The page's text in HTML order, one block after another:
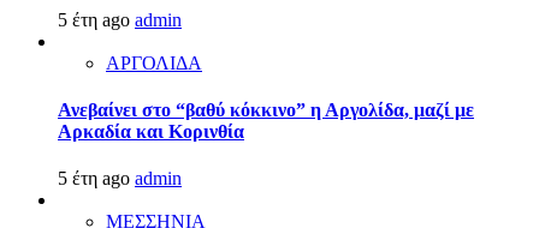
5 έτη ago admin
ΑΡΓΟΛΙΔΑ
Ανεβαίνει στο “βαθύ κόκκινο” η Αργολίδα, μαζί με
Αρκαδία και Κορινθία
5 έτη ago admin
ΜΕΣΣΗΝΙΑ